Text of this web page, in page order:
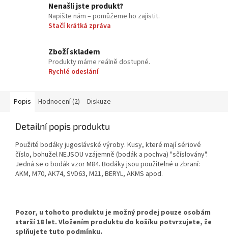
Nenašli jste produkt?
Napište nám – pomůžeme ho zajistit.
Stačí krátká zpráva
Zboží skladem
Produkty máme reálně dostupné.
Rychlé odeslání
Popis Hodnocení (2) Diskuze
Detailní popis produktu
Použité bodáky jugoslávské výroby. Kusy, které mají sériové
číslo, bohužel NEJSOU vzájemně (bodák a pochva) "sčíslovány".
Jedná se o bodák vzor M84. Bodáky jsou použitelné u zbraní:
AKM, M70, AK74, SVD63, M21, BERYL, AKMS apod.
Pozor, u tohoto produktu je možný prodej pouze osobám
starší 18 let. Vložením produktu do košíku potvrzujete, že
splňujete tuto podmínku.